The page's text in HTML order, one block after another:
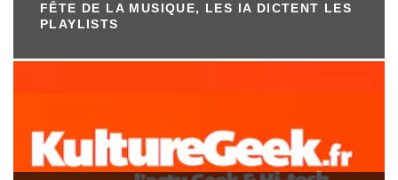
FÊTE DE LA MUSIQUE, LES IA DICTENT LES
PLAYLISTS